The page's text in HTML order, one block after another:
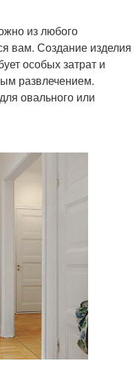
из любого
вам. Создание изделия
особых затрат и
развлечением.
овального или